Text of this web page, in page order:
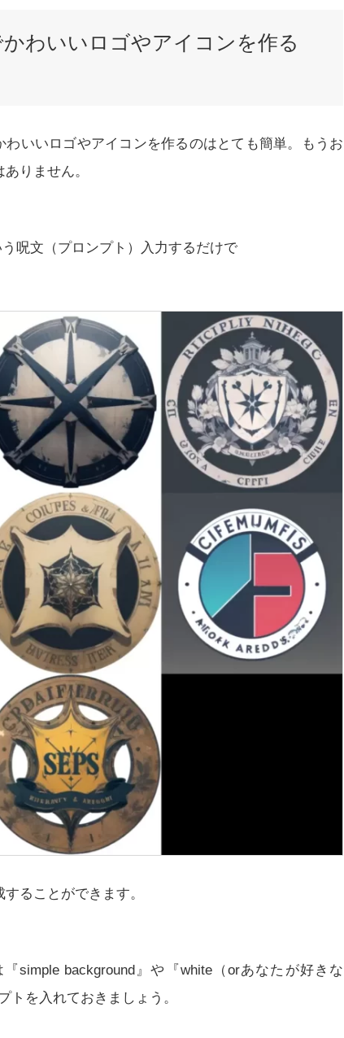
わいいロゴやアイコンを作る
わいいロゴやアイコンを作るのはとても簡単。もうお
りません。
呪文（プロンプト）入力するだけで
ることができます。
simple background』や『white（orあなたが好きな
トを入れておきましょう。